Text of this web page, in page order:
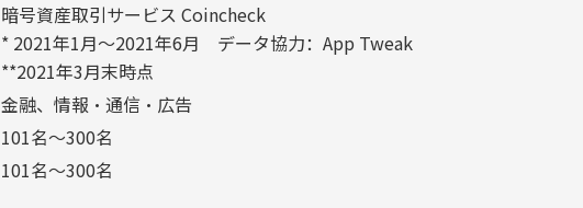
暗号資産取引サービス Coincheck
* 2021年1月〜2021年6月 データ協力：App Tweak
**2021年3月末時点
金融、情報・通信・広告
101名～300名
101名～300名